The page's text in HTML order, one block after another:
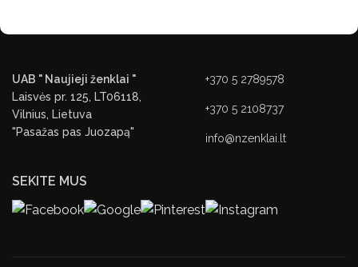
UAB " Naujieji ženklai "
Laisvės pr. 125, LT06118,
Vilnius, Lietuva
"Pasažas pas Juozapą"
+370 5 2789578
+370 5 2108737
info@nzenklai.lt
SEKITE MUS